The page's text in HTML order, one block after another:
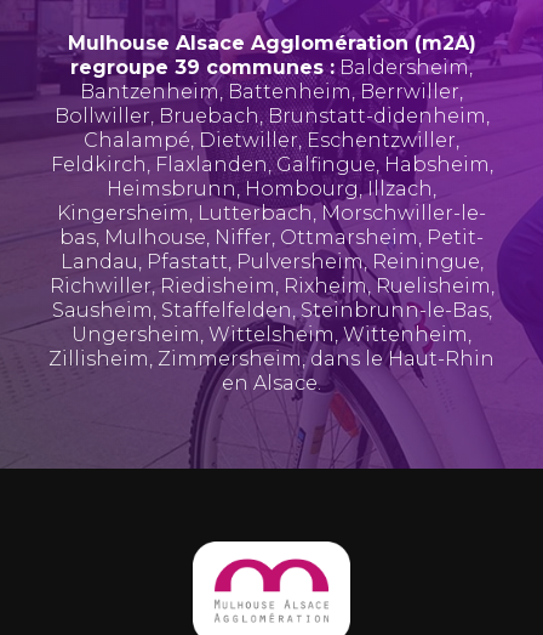
Mulhouse Alsace Agglomération (m2A)
regroupe 39 communes : Baldersheim,
Bantzenheim, Battenheim, Berrwiller,
Bollwiller, Bruebach,Brunstatt-didenheim,
Chalampé, Dietwiller, Eschentzwiller,
Feldkirch, Flaxlanden,Galfingue, Habsheim,
Heimsbrunn, Hombourg,Illzach,
Kingersheim, Lutterbach, Morschwiller-le-
bas, Mulhouse, Niffer, Ottmarsheim, Petit-
Landau, Pfastatt, Pulversheim, Reiningue,
Richwiller, Riedisheim, Rixheim,Ruelisheim,
Sausheim, Staffelfelden, Steinbrunn-le-Bas,
Ungersheim, Wittelsheim,Wittenheim,
Zillisheim, Zimmersheim, dans le Haut-Rhin
en Alsace.